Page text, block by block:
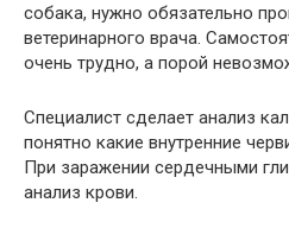
собака, нужно обязательно
ветеринарного врача.
очень трудно, а порой
Специалист сделает анализ
понятно какие внутренние
При заражении сердечными
анализ крови.